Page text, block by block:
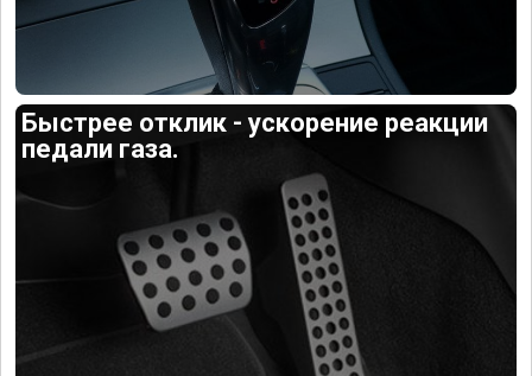
Быстрее отклик - ускорение реакции
педали газа.